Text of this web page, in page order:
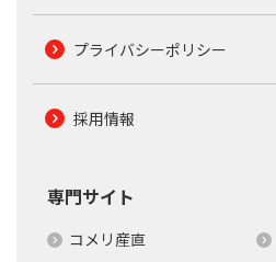
プライバシーポリシー
採用情報
専門サイト
コメリ産直